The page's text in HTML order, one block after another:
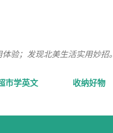
验；发现北美生活实用妙招。
市学英文 收纳好物